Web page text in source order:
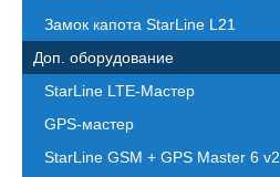
Замок капота StarLine L21
Доп. оборудование
StarLine LTE-Мастер
GPS-мастер
StarLine GSM + GPS Master 6 v2